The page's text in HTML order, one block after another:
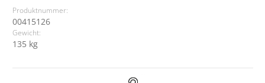
Produktnummer:
00415126
Gewicht:
135 kg